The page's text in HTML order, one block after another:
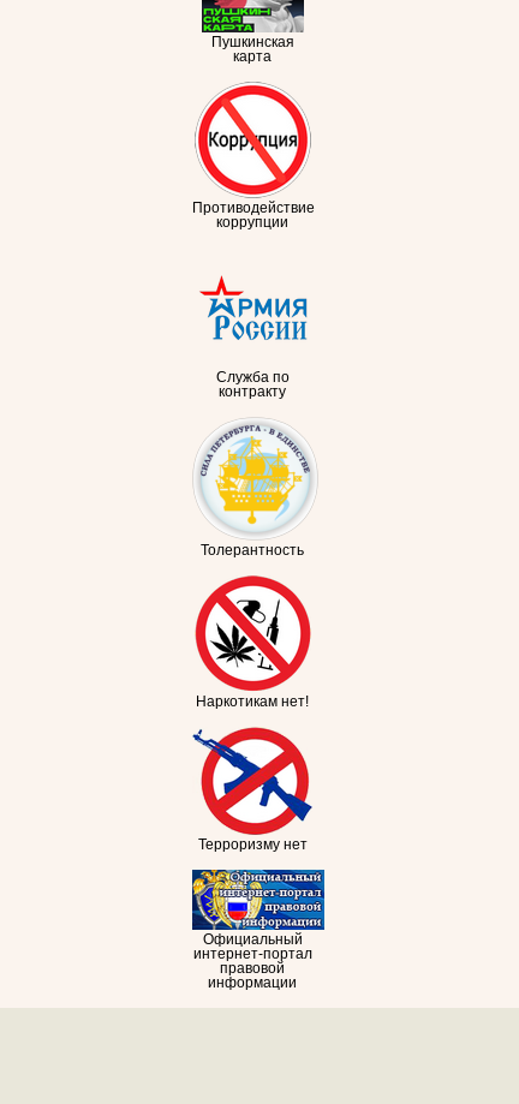
Пушкинская
карта
Противодействие
коррупции
Служба по
контракту
Толерантность
Наркотикам нет!
Терроризму нет
Официальный
интернет-портал
правовой
информации